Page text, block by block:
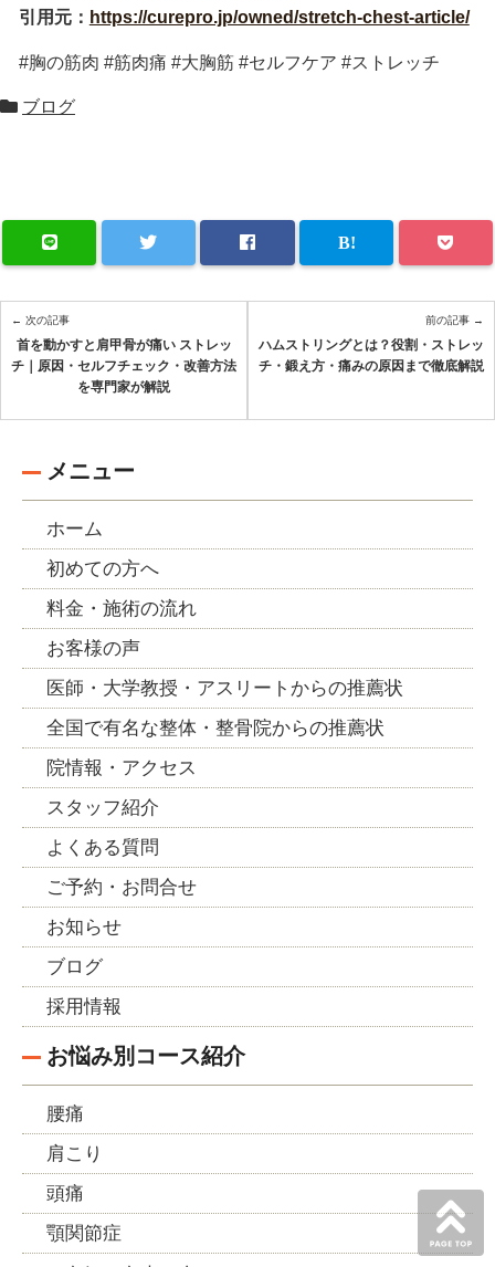
引用元： https://curepro.jp/owned/stretch-chest-article/
#胸の筋肉 #筋肉痛 #大胸筋 #セルフケア #ストレッチ
ブログ
← 次の記事
首を動かすと肩甲骨が痛い ストレッ
チ｜原因・セルフチェック・改善方法
を専門家が解説
前の記事 →
ハムストリングとは？役割・ストレッ
チ・鍛え方・痛みの原因まで徹底解説
メニュー
ホーム
初めての方へ
料金・施術の流れ
お客様の声
医師・大学教授・アスリートからの推薦状
全国で有名な整体・整骨院からの推薦状
院情報・アクセス
スタッフ紹介
よくある質問
ご予約・お問合せ
お知らせ
ブログ
採用情報
お悩み別コース紹介
腰痛
肩こり
頭痛
顎関節症